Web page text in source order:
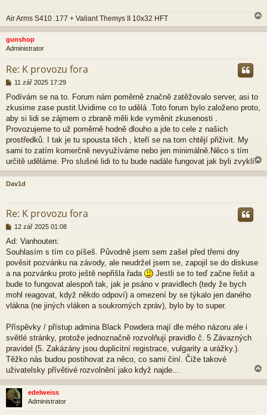
Air Arms S410 .177 + Valiant Themys II 10x32 HFT
a
h
gunshop
Administrator
Re: K provozu fora
P
í
s
p
ě
e
k
11 zář 2025 17:29
Podívám se na to. Forum nám poměrně značně zatěžovalo server, asi to
zkusime zase pustit.Uvidime co to udělá .Toto forum bylo založeno proto,
aby si lidi se zájmem o zbraně měli kde vyměnit zkusenosti .
Provozujeme to už poměrně hodně dlouho a jde to cele z našich
prostředků. I tak je tu spousta těch , kteří se na tom chtějí přiživit. My
sami to zatím komerčně nevyužíváme nebo jen minimálně.Něco s tím
určitě uděláme. Pro slušné lidi to tu bude nadále fungovat jak byli zvyklí.
a
h
Dav1d
Re: K provozu fora
P
í
s
p
ě
e
k
12 zář 2025 01:08
Ad: Vanhouten:
Souhlasím s tím co píšeš. Původně jsem sem zašel před třemi dny
pověsit pozvánku na závody, ale neudržel jsem se, zapojil se do diskuse
a na pozvánku proto ještě nepřišla řada
Jestli se to teď začne řešit a
bude to fungovat alespoň tak, jak je psáno v pravidlech (tedy že bych
mohl reagovat, když někdo odpoví) a omezení by se týkalo jen daného
vlákna (ne jiných vláken a soukromých zpráv), bylo by to super.
Příspěvky / přístup admina Black Powdera mají dle mého názoru ale i
světlé stránky, protože jednoznačně rozvolňují pravidlo č. 5 Závazných
pravidel (5. Zakázány jsou duplicitní registrace, vulgarity a urážky.).
Těžko nás budou postihovat za něco, co sami činí. Čiže takové
uživatelsky přívětivé rozvolnění jako když najde...
a
h
edelweiss
Administrator